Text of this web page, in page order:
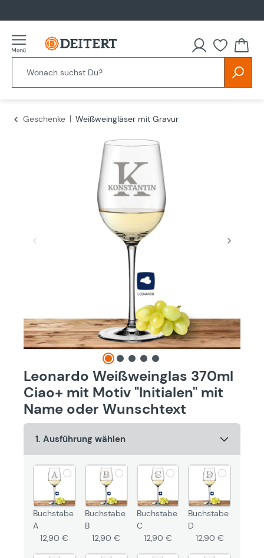
Du
Geschenke Weißweingläser mit Gravur
Leonardo Weißweinglas 370ml
Ciao+ mit Motiv "Initialen" mit
Name oder Wunschtext
1. Ausführung wählen
Buchstabe
A
12,90 €
Buchstabe
B
12,90 €
Buchstabe
C
12,90 €
Buchstabe
D
12,90 €